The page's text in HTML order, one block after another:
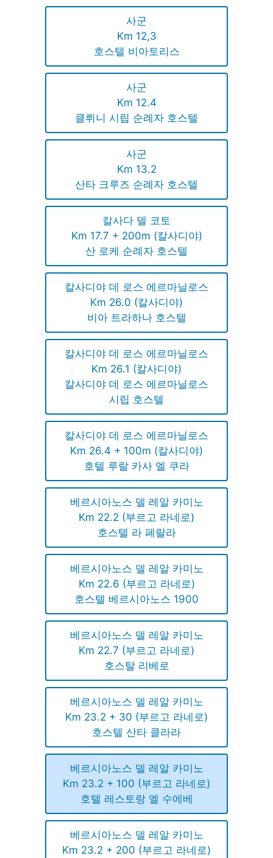
사군
Km 12,3
호스텔 비아토리스
사군
Km 12.4
클뤼니 시립 순례자 호스텔
사군
Km 13.2
산타 크루즈 순례자 호스텔
칼사다 델 코토
Km 17.7 + 200m (칼사디야)
산 로케 순례자 호스텔
칼사디야 데 로스 에르마닐로스
Km 26.0 (칼사디야)
비아 트라하나 호스텔
칼사디야 데 로스 에르마닐로스
Km 26.1 (칼사디야)
칼사디야 데 로스 에르마닐로스
시립 호스텔
칼사디야 데 로스 에르마닐로스
Km 26.4 + 100m (칼사디야)
호텔 루랄 카사 엘 쿠라
베르시아노스 델 레알 카미노
Km 22.2 (부르고 라네로)
호스텔 라 페랄라
베르시아노스 델 레알 카미노
Km 22.6 (부르고 라네로)
호스텔 베르시아노스 1900
베르시아노스 델 레알 카미노
Km 22.7 (부르고 라네로)
호스탈 리베로
베르시아노스 델 레알 카미노
Km 23.2 + 30 (부르고 라네로)
호스텔 산타 클라라
베르시아노스 델 레알 카미노
Km 23.2 + 100 (부르고 라네로)
호텔 레스토랑 엘 수에베
베르시아노스 델 레알 카미노
Km 23.2 + 200 (부르고 라네로)